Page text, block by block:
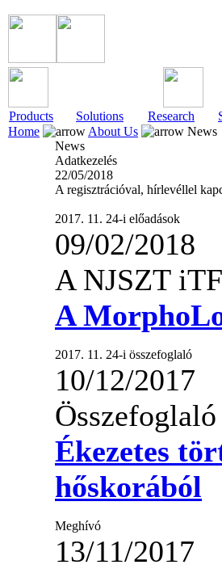
Products Solutions Research
Home
About Us News
News
Adatkezelés
22/05/2018
A regisztrációval, hírlevéllel
2017. 11. 24-i előadások
09/02/2018
A NJSZT
A
2017. 11. 24-i összefoglaló
10/12/2017
Ékezetes
hőskorából
Meghívó
13/11/2017